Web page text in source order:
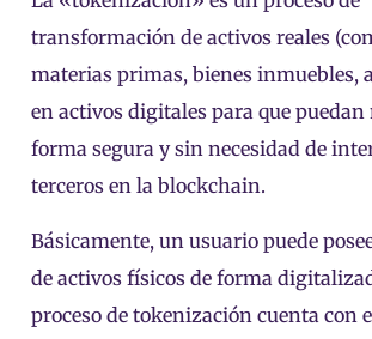
transformación de activos reales
materias primas, bienes inmuebles,
en activos digitales para que puedan
forma segura y sin necesidad de
terceros en la blockchain.
Básicamente, un usuario puede
de activos físicos de forma
proceso de tokenización cuenta con